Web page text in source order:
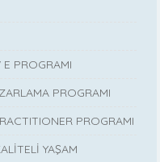
PROGRAMI
PROGRAMI
PROGRAMI
YAŞAM